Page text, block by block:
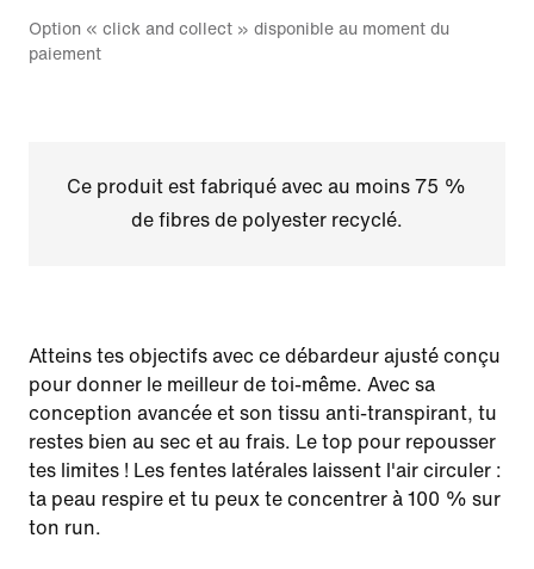
Option « click and collect » disponible au moment du
paiement
Ce produit est fabriqué avec au moins 75 %
de fibres de polyester recyclé.
Atteins tes objectifs avec ce débardeur ajusté conçu
pour donner le meilleur de toi-même. Avec sa
conception avancée et son tissu anti-transpirant, tu
restes bien au sec et au frais. Le top pour repousser
tes limites ! Les fentes latérales laissent l'air circuler :
ta peau respire et tu peux te concentrer à 100 % sur
ton run.